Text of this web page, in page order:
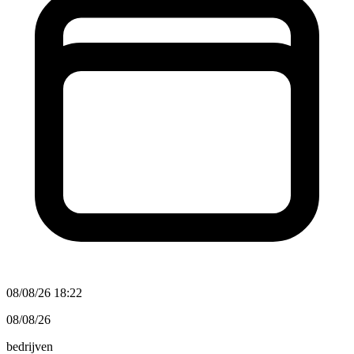
08/08/26 18:22
08/08/26
bedrijven